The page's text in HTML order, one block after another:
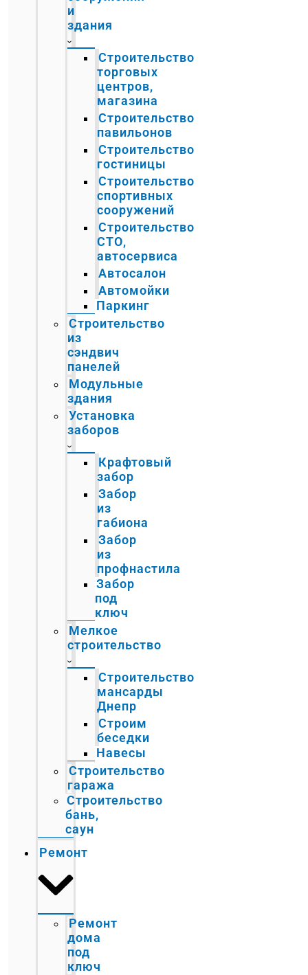
и
здания
Строительство
торговых
центров,
магазина
Строительство
павильонов
Строительство
гостиницы
Строительство
спортивных
сооружений
Строительство
СТО,
автосервиса
Автосалон
Автомойки
Паркинг
Строительство
из
сэндвич
панелей
Модульные
здания
Установка
заборов
Крафтовый
забор
Забор
из
габиона
Забор
из
профнастила
Забор
под
ключ
Мелкое
строительство
Строительство
мансарды
Днепр
Строим
беседки
Навесы
Строительство
гаража
Строительство
бань,
саун
Ремонт
Ремонт
дома
под
ключ